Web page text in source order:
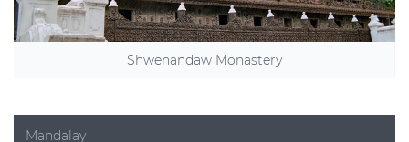
Shwenandaw Monastery
Mandalay